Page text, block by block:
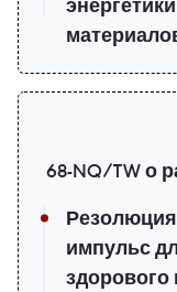
68-NQ/TW о
импульс
здорового